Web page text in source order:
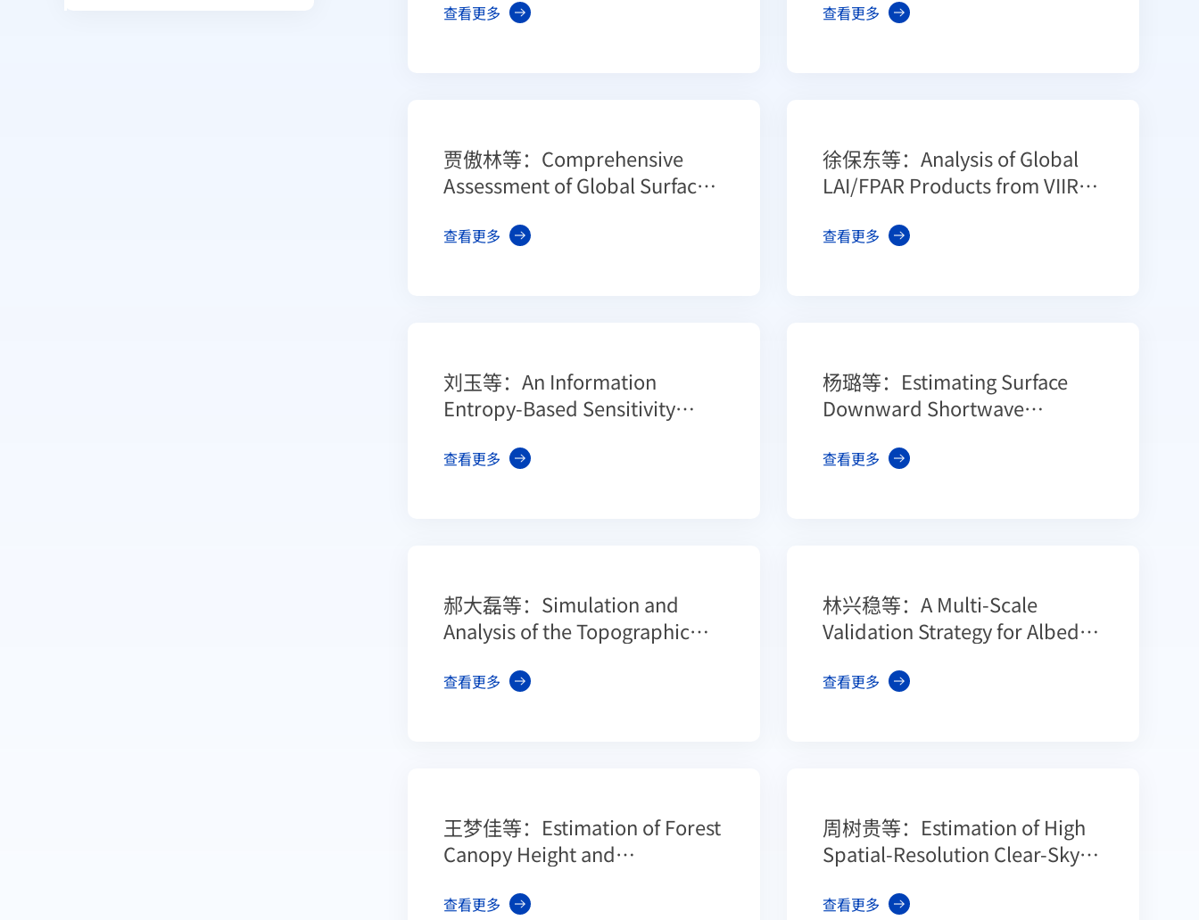
MODIS time-series
查看更多
(LAPVAS): application to
查看更多
贾傲林等：Comprehensive
Assessment of Global Surface
Uncertainty Analysis
查看更多
徐保东等：Analysis of Global
LAI/FPAR Products from VIIRS
Temporal Consistency and
查看更多
刘玉等：An Information
Entropy-Based Sensitivity
Rough Surface
查看更多
杨璐等：Estimating Surface
Downward Shortwave
the Gradient Boosting Decision
查看更多
郝大磊等：Simulation and
Analysis of the Topographic
over Rugged Terrain
查看更多
林兴稳等：A Multi-Scale
Validation Strategy for Albedo
and Preliminary Application in
查看更多
王梦佳等：Estimation of Forest
Canopy Height and
Spaceborne LiDAR and
查看更多
周树贵等：Estimation of High
Spatial-Resolution Clear-Sky
Longwave Radiation from
查看更多